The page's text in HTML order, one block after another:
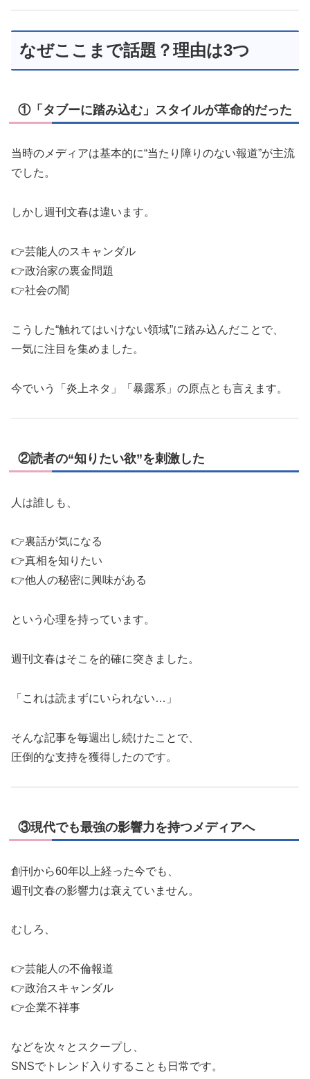
なぜここまで話題？理由は3つ
①「タブーに踏み込む」スタイルが革命的だった
当時のメディアは基本的に“当たり障りのない報道”が主流
でした。
しかし週刊文春は違います。
👉芸能人のスキャンダル
👉政治家の裏金問題
👉社会の闇
こうした“触れてはいけない領域”に踏み込んだことで、
一気に注目を集めました。
今でいう「炎上ネタ」「暴露系」の原点とも言えます。
②読者の“知りたい欲”を刺激した
人は誰しも、
👉裏話が気になる
👉真相を知りたい
👉他人の秘密に興味がある
という心理を持っています。
週刊文春はそこを的確に突きました。
「これは読まずにいられない…」
そんな記事を毎週出し続けたことで、
圧倒的な支持を獲得したのです。
③現代でも最強の影響力を持つメディアへ
創刊から60年以上経った今でも、
週刊文春の影響力は衰えていません。
むしろ、
👉芸能人の不倫報道
👉政治スキャンダル
👉企業不祥事
などを次々とスクープし、
SNSでトレンド入りすることも日常です。